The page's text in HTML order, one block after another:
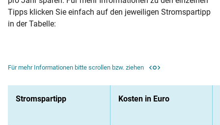
Tipps klicken Sie einfach auf den jeweiligen Stromspartipp
in der Tabelle:
Für mehr Informationen bitte scrollen bzw. ziehen
Stromspartipp Kosten in Euro